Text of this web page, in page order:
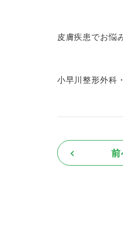
皮膚疾患でお悩
小早川整形外科
前